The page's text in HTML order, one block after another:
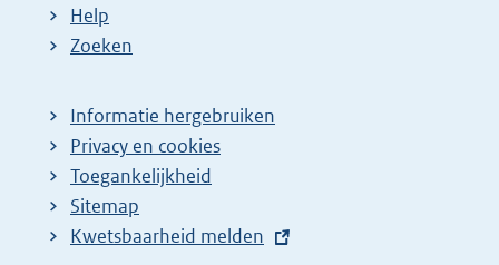
Help
Zoeken
Informatie hergebruiken
Privacy en cookies
Toegankelijkheid
Sitemap
E
Kwetsbaarheid melden